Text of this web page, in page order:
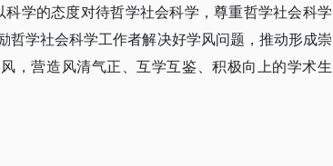
学的态度对待哲学社会科学，尊重哲学社会科学
哲学社会科学工作者解决好学风问题，推动形成崇
，营造风清气正、互学互鉴、积极向上的学术生